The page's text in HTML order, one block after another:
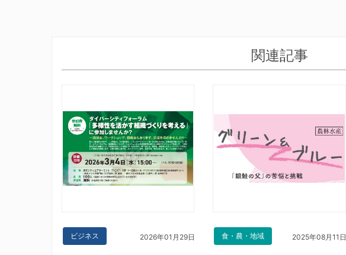
関連記事
ビジネス 2026年01月29日 食・農・地域 2025年08月11日